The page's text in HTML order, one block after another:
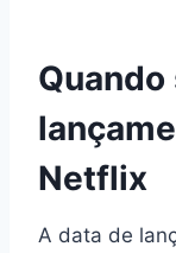
Quando
Netflix
A data de